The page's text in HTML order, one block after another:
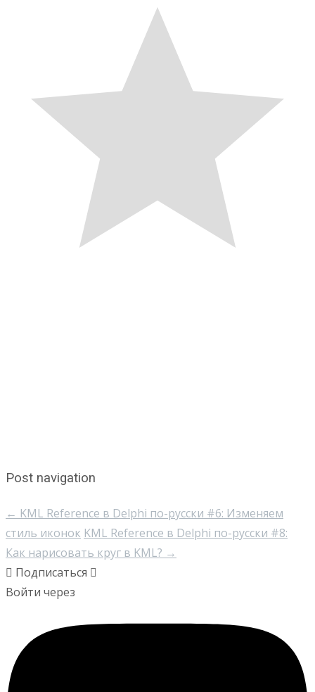
Post navigation
← KML Reference в Delphi по-русски #6: Изменяем
стиль иконок KML Reference в Delphi по-русски #8:
Как нарисовать круг в KML? →
Подписаться
Войти через